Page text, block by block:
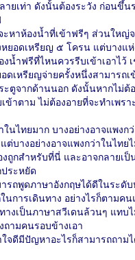
ายเท่า ดังนั้นต้องระวัง ก่อนขึ้น
ะหาห้องน้ำที่เข้าฟรีๆ ส่วนใหญ่
ยอดเหรียญ ๕ โครน แต่บางแ
งน้ำฟรีที่ไหนควรรีบเข้าเอาไว้
ดเหรียญจ่ายครั้งหนึ่งสามารถ
ะตูจากด้านนอก ดังนั้นหากไม่ต้
ข้าตาม ไม่ต้องอายที่จะทำเพร
นไทยมาก บางอย่างอาจแพงก
ต่บางอย่างอาจแพงกว่าในไทย
ถูกสำหรับที่นี่ และอาจกลายเ
ระหยัด
รถพูดภาษาอังกฤษได้ดีในระดั
นการเดินทาง อย่างไรก็ตามคน
างเป็นภาษาสวีเดนล้วนๆ แทบ
ามคนรอบข้างเอา
จดีมีปัญหาอะไรก็สามารถถาม